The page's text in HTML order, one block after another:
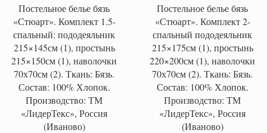
Постельное белье бязь
«Стюарт». Комплект 1.5-
спальный: пододеяльник
215×145см (1), простынь
215×150см (1), наволочки
70х70см (2). Ткань: Бязь.
Состав: 100% Хлопок.
Производство: ТМ
«ЛидерТекс», Россия
(Иваново)
Постельное белье бязь
«Стюарт». Комплект 2-
спальный пододеяльник
215×175см (1), простынь
220×200см (1), наволочки
70х70см (2). Ткань: Бязь.
Состав: 100% Хлопок.
Производство: ТМ
«ЛидерТекс», Россия
(Иваново)